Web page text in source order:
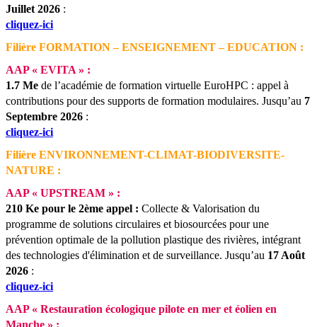
Juillet 2026 :
cliquez-ici
Filière FORMATION – ENSEIGNEMENT – EDUCATION :
AAP « EVITA » :
1.7 Me de l’académie de formation virtuelle EuroHPC : appel à
contributions pour des supports de formation modulaires. Jusqu’au 7
Septembre 2026 :
cliquez-ici
Filière ENVIRONNEMENT-CLIMAT-BIODIVERSITE-
NATURE :
AAP « UPSTREAM » :
210 Ke pour le 2ème appel : Collecte & Valorisation du
programme de solutions circulaires et biosourcées pour une
prévention optimale de la pollution plastique des rivières, intégrant
des technologies d'élimination et de surveillance. Jusqu’au 17 Août
2026 :
cliquez-ici
AAP « Restauration écologique pilote en mer et éolien en
Manche » :